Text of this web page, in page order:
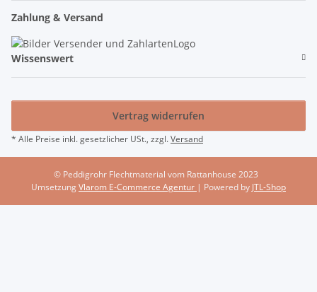
Zahlung & Versand
Wissenswert
Vertrag widerrufen
* Alle Preise inkl. gesetzlicher USt., zzgl.Versand
© Peddigrohr Flechtmaterial vom Rattanhouse 2023
UmsetzungVlarom E-Commerce Agentur | Powered by JTL-Shop